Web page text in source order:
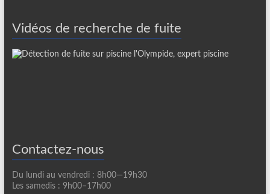
Vidéos de recherche de fuite
Contactez-nous
Du lundi au vendredi : 8h00—19h30
Les samedis : 9h00–17h00